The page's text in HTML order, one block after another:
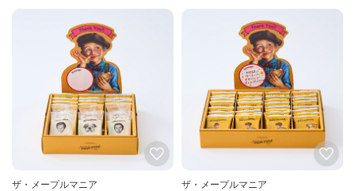
ザ・メープルマニア ザ・メープルマニア